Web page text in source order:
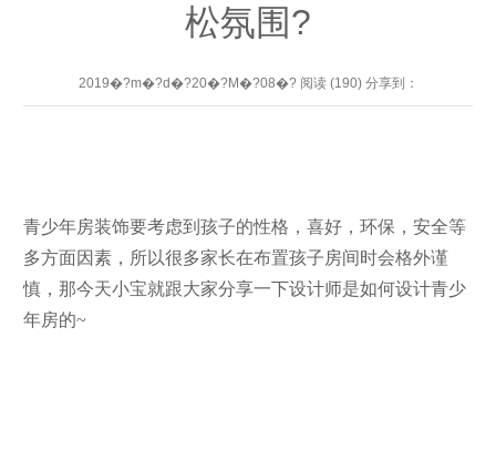
松氛围?
2019�?m�?d�?20�?M�?08�? 阅读 (190) 分享到：
青少年房装饰要考虑到孩子的性格，喜好，环保，安全等
多方面因素，所以很多家长在布置孩子房间时会格外谨
慎，那今天小宝就跟大家分享一下设计师是如何设计青少
年房的~